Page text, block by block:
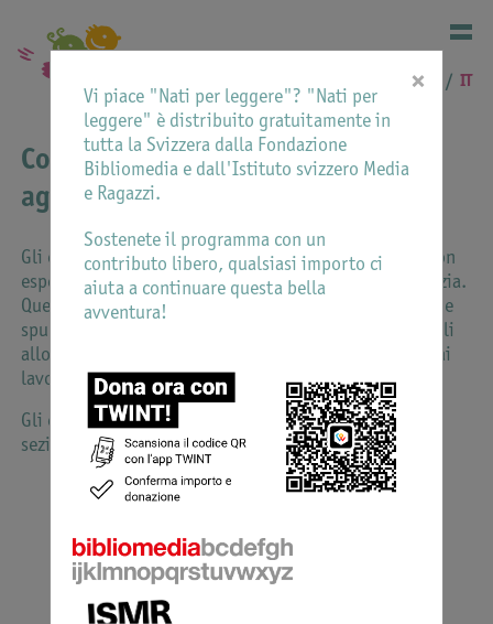
FR IT
Corsi di formazione e di
aggiornamento
Gli enti promotori organizzano corsi e/o conferenze con
esperti nel settore della letteratura per la prima infanzia.
Questi incontri hanno lo scopo di fornire informazioni e
spunti per il lavoro quotidiano in biblioteca e sono utili
allo scambio d’impressioni e informazioni tra addetti ai
lavori.
Gli eventi saranno segnalati di volta in volta nella
sezione "Attualità".
×
Vi piace "Nati per leggere"? "Nati per
leggere" è distribuito gratuitamente in
tutta la Svizzera dalla Fondazione
Bibliomedia e dall'Istituto svizzero Media
e Ragazzi.
Sostenete il programma con un
contributo libero, qualsiasi importo ci
aiuta a continuare questa bella
avventura!